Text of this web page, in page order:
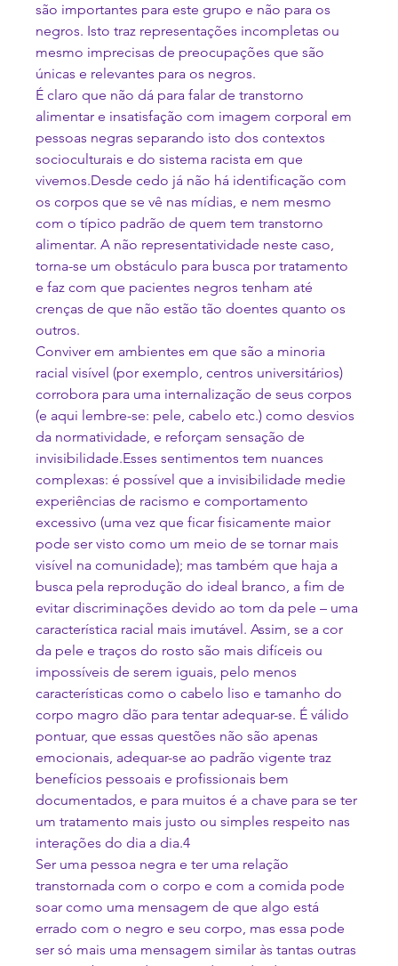
são importantes para este grupo e não para os
negros. Isto traz representações incompletas ou
mesmo imprecisas de preocupações que são
únicas e relevantes para os negros.
É claro que não dá para falar de transtorno
alimentar e insatisfação com imagem corporal em
pessoas negras separando isto dos contextos
socioculturais e do sistema racista em que
vivemos.Desde cedo já não há identificação com
os corpos que se vê nas mídias, e nem mesmo
com o típico padrão de quem tem transtorno
alimentar. A não representatividade neste caso,
torna-se um obstáculo para busca por tratamento
e faz com que pacientes negros tenham até
crenças de que não estão tão doentes quanto os
outros.
Conviver em ambientes em que são a minoria
racial visível (por exemplo, centros universitários)
corrobora para uma internalização de seus corpos
(e aqui lembre-se: pele, cabelo etc.) como desvios
da normatividade, e reforçam sensação de
invisibilidade.Esses sentimentos tem nuances
complexas: é possível que a invisibilidade medie
experiências de racismo e comportamento
excessivo (uma vez que ficar fisicamente maior
pode ser visto como um meio de se tornar mais
visível na comunidade); mas também que haja a
busca pela reprodução do ideal branco, a fim de
evitar discriminações devido ao tom da pele – uma
característica racial mais imutável. Assim, se a cor
da pele e traços do rosto são mais difíceis ou
impossíveis de serem iguais, pelo menos
características como o cabelo liso e tamanho do
corpo magro dão para tentar adequar-se. É válido
pontuar, que essas questões não são apenas
emocionais, adequar-se ao padrão vigente traz
benefícios pessoais e profissionais bem
documentados, e para muitos é a chave para se ter
um tratamento mais justo ou simples respeito nas
interações do dia a dia.4
Ser uma pessoa negra e ter uma relação
transtornada com o corpo e com a comida pode
soar como uma mensagem de que algo está
errado com o negro e seu corpo, mas essa pode
ser só mais uma mensagem similar às tantas outras